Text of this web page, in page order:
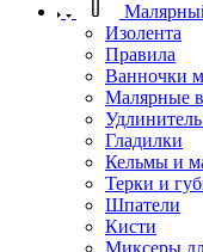
Изолента
Правила
Ванночки
Малярные
Гладилки
Кельмы и
Терки и
Шпатели
Кисти
Миксеры